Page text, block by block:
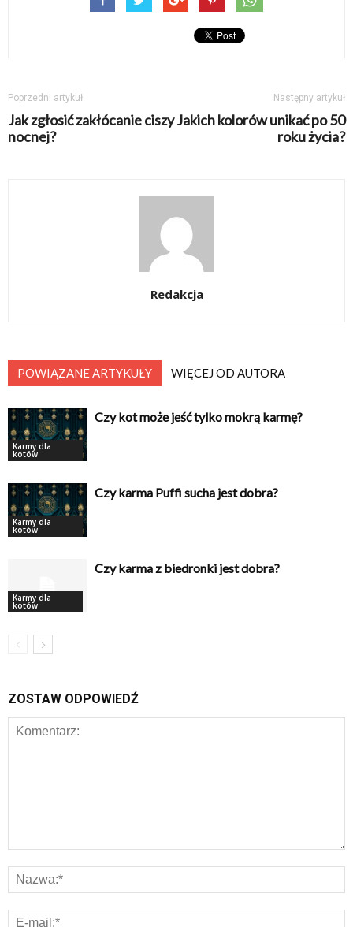
Poprzedni artykuł
Jak zgłosić zakłócanie ciszy
nocnej?
Następny artykuł
Jakich kolorów unikać po 50
roku życia?
Redakcja
POWIĄZANE ARTYKUŁY WIĘCEJ OD AUTORA
Karmy dla
kotów
Czy kot może jeść tylko mokrą karmę?
Karmy dla
kotów
Czy karma Puffi sucha jest dobra?
Karmy dla
kotów
Czy karma z biedronki jest dobra?
ZOSTAW ODPOWIEDŹ